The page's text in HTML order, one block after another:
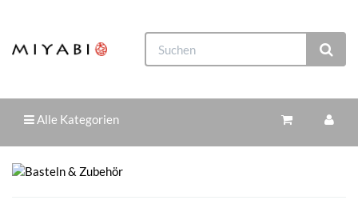
Alle Kategorien